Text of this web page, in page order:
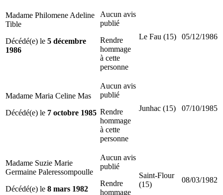
Madame Philomene Adeline
Tible
Décédé(e) le 5 décembre
1986
Aucun avis
publié
Rendre
hommage
à cette
personne
Le Fau (15) 05/12/1986
Madame Maria Celine Mas
Décédé(e) le 7 octobre 1985
Aucun avis
publié
Rendre
hommage
à cette
personne
Junhac (15) 07/10/1985
Madame Suzie Marie
Germaine Paleressompoulle
Décédé(e) le 8 mars 1982
Aucun avis
publié
Rendre
hommage
Saint-Flour
(15)
08/03/1982